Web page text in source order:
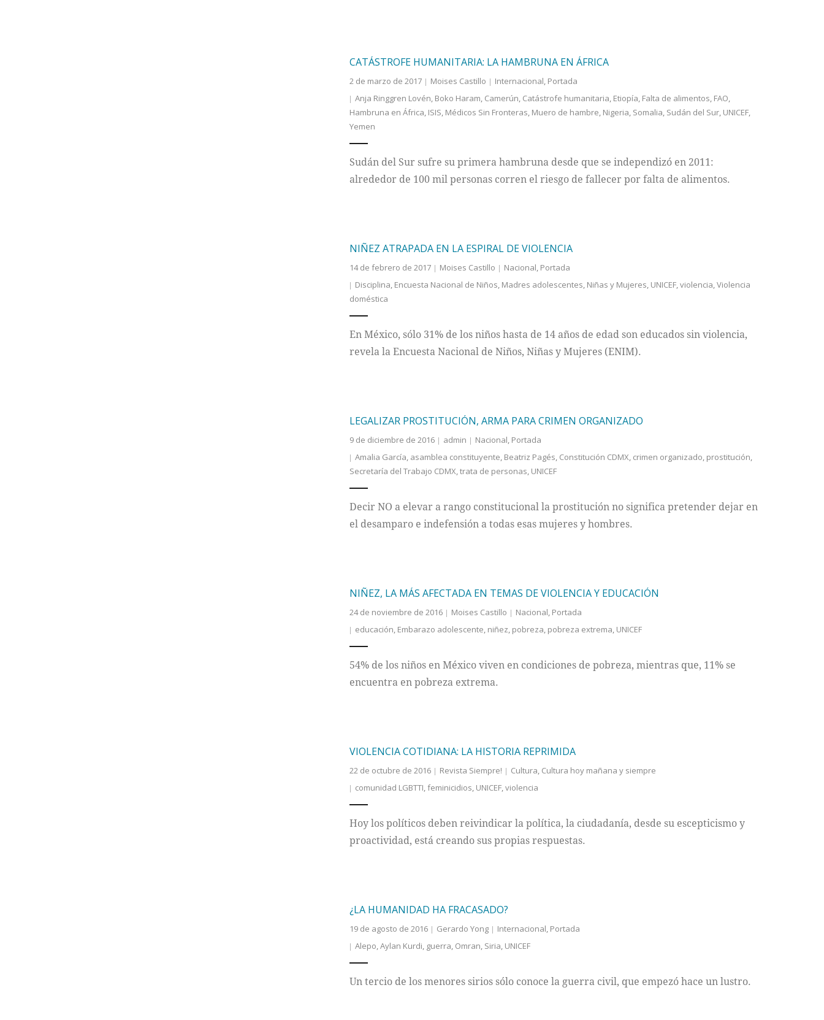
CATÁSTROFE HUMANITARIA: LA HAMBRUNA EN ÁFRICA
2 de marzo de 2017 Moises Castillo Internacional, Portada
Anja Ringgren Lovén, Boko Haram, Camerún, Catástrofe humanitaria, Etiopía, Falta de alimentos, FAO,
Hambruna en África, ISIS, Médicos Sin Fronteras, Muero de hambre, Nigeria, Somalia, Sudán del Sur, UNICEF,
Yemen
Sudán del Sur sufre su primera hambruna desde que se independizó en 2011:
alrededor de 100 mil personas corren el riesgo de fallecer por falta de alimentos.
NIÑEZ ATRAPADA EN LA ESPIRAL DE VIOLENCIA
14 de febrero de 2017 Moises Castillo Nacional, Portada
Disciplina, Encuesta Nacional de Niños, Madres adolescentes, Niñas y Mujeres, UNICEF,violencia,Violencia
doméstica
En México, sólo 31% de los niños hasta de 14 años de edad son educados sin violencia,
revela la Encuesta Nacional de Niños, Niñas y Mujeres (ENIM).
LEGALIZAR PROSTITUCIÓN, ARMA PARA CRIMEN ORGANIZADO
9 de diciembre de 2016 admin Nacional, Portada
Amalia García, asamblea constituyente, Beatriz Pagés, Constitución CDMX, crimen organizado, prostitución,
Secretaría del Trabajo CDMX,trata de personas, UNICEF
Decir NO a elevar a rango constitucional la prostitución no significa pretender dejar en
el desamparo e indefensión a todas esas mujeres y hombres.
NIÑEZ, LA MÁS AFECTADA EN TEMAS DE VIOLENCIA Y EDUCACIÓN
24 de noviembre de 2016 Moises Castillo Nacional, Portada
educación, Embarazo adolescente, niñez, pobreza, pobreza extrema, UNICEF
54% de los niños en México viven en condiciones de pobreza, mientras que, 11% se
encuentra en pobreza extrema.
VIOLENCIA COTIDIANA: LA HISTORIA REPRIMIDA
22 de octubre de 2016 Revista Siempre! Cultura, Cultura hoy mañana y siempre
comunidad LGBTTI,feminicidios, UNICEF,violencia
Hoy los políticos deben reivindicar la política, la ciudadanía, desde su escepticismo y
proactividad, está creando sus propias respuestas.
¿LA HUMANIDAD HA FRACASADO?
19 de agosto de 2016 Gerardo Yong Internacional, Portada
Alepo,Aylan Kurdi, guerra, Omran, Siria, UNICEF
Un tercio de los menores sirios sólo conoce la guerra civil, que empezó hace un lustro.